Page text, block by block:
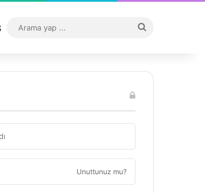
Sitemap
...
Unuttunuz mu?